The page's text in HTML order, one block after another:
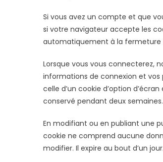
Si vous avez un compte et que
si votre navigateur accepte les
automatiquement à la fermeture
Lorsque vous vous connecterez,
informations de connexion et vos
celle d’un cookie d’option
conservé pendant deux
En modifiant ou en publiant une
cookie ne comprend aucune
modifier. Il expire au bout d’un jour.